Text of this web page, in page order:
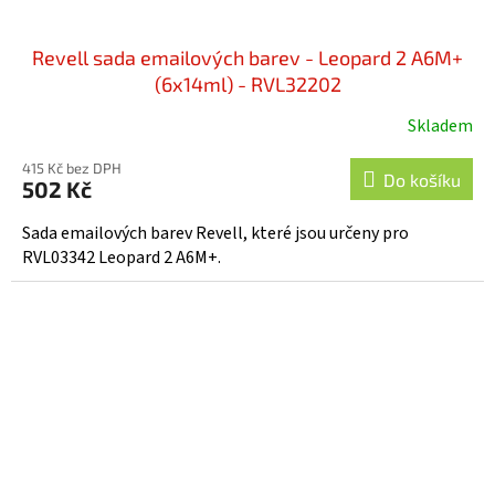
Revell sada emailových barev - Leopard 2 A6M+
(6x14ml) - RVL32202
Skladem
415 Kč bez DPH
502 Kč Do košíku
Sada emailových barev Revell, které jsou určeny pro
RVL03342 Leopard 2 A6M+.